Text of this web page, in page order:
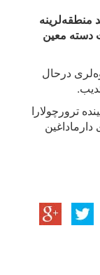
منطقه‌لرینه
دسته معین
درحال
ترورچولارا